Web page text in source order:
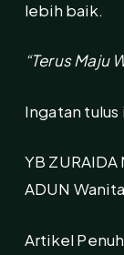
lebih baik.
“Terus Maju
Ingatan tulus
YB ZURAIDA
ADUN
Artikel